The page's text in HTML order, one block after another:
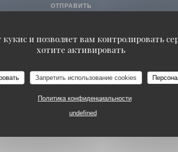
кукис и позволяет вам контролировать
хотите активировать
Запретить использование cookies
Политика конфиденциальности
undefined